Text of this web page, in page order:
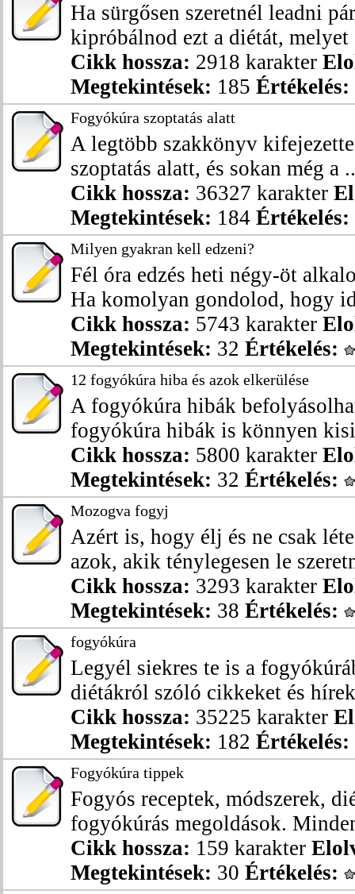
Ha sürgősen szeretnél leadni
kipróbálnod ezt a diétát, melyet
Cikk hossza: 2918 karakter
Megtekintések: 185 Értékelés:
Fogyókúra szoptatás alatt
A legtöbb szakkönyv
szoptatás alatt, és sokan még a
Cikk hossza: 36327 karakter
Megtekintések: 184 Értékelés:
Milyen gyakran kell edzeni?
Fél óra edzés heti négy-öt
Ha komolyan gondolod, hogy
Cikk hossza: 5743 karakter
Megtekintések: 32 Értékelés:
12 fogyókúra hiba és azok elkerülése
A fogyókúra hibák
fogyókúra hibák is könnyen
Cikk hossza: 5800 karakter
Megtekintések: 32 Értékelés:
Mozogva fogyj
Azért is, hogy élj és ne csak
azok, akik ténylegesen le
Cikk hossza: 3293 karakter
Megtekintések: 38 Értékelés:
fogyókúra
Legyél siekres te is a
diétákról szóló cikkeket és
Cikk hossza: 35225 karakter
Megtekintések: 182 Értékelés:
Fogyókúra tippek
Fogyós receptek, módszerek,
fogyókúrás megoldások.
Cikk hossza: 159 karakter
Megtekintések: 30 Értékelés: